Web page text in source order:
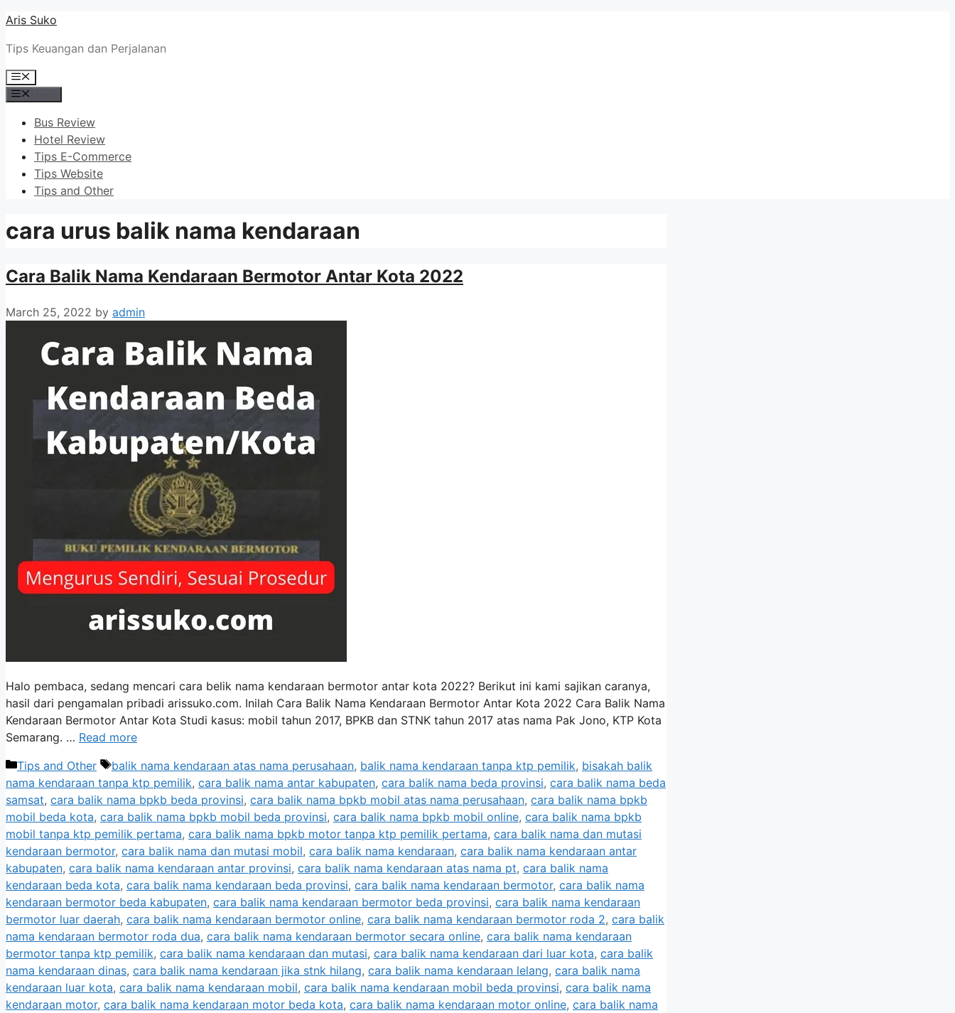
Skip
content
Aris Suko
Tips Keuangan dan Perjalanan
Menu
Bus Review
Hotel Review
Tips E-Commerce
Tips Website
Tips and Other
cara urus balik nama kendaraan
Cara Balik Nama Kendaraan Bermotor Antar Kota 2022
March 25, 2022 by admin
Halo pembaca, sedang mencari cara belik nama kendaraan bermotor antar kota 2022? Berikut ini kami sajikan caranya,
hasil dari pengamalan pribadi arissuko.com. Inilah Cara Balik Nama Kendaraan Bermotor Antar Kota 2022 Cara Balik Nama
Kendaraan Bermotor Antar Kota Studi kasus: mobil tahun 2017, BPKB dan STNK tahun 2017 atas nama Pak Jono, KTP Kota
Semarang. … Read more
Categories
Tips and Other Tags
balik nama kendaraan atas nama perusahaan, balik nama kendaraan tanpa ktp pemilik, bisakah balik
nama kendaraan tanpa ktp pemilik, cara balik nama antar kabupaten, cara balik nama beda provinsi, cara balik nama beda
samsat, cara balik nama bpkb beda provinsi, cara balik nama bpkb mobil atas nama perusahaan, cara balik nama bpkb
mobil beda kota, cara balik nama bpkb mobil beda provinsi, cara balik nama bpkb mobil online, cara balik nama bpkb
mobil tanpa ktp pemilik pertama, cara balik nama bpkb motor tanpa ktp pemilik pertama, cara balik nama dan mutasi
kendaraan bermotor, cara balik nama dan mutasi mobil, cara balik nama kendaraan, cara balik nama kendaraan antar
kabupaten, cara balik nama kendaraan antar provinsi, cara balik nama kendaraan atas nama pt, cara balik nama
kendaraan beda kota, cara balik nama kendaraan beda provinsi, cara balik nama kendaraan bermotor, cara balik nama
kendaraan bermotor beda kabupaten, cara balik nama kendaraan bermotor beda provinsi, cara balik nama kendaraan
bermotor luar daerah, cara balik nama kendaraan bermotor online, cara balik nama kendaraan bermotor roda 2, cara balik
nama kendaraan bermotor roda dua, cara balik nama kendaraan bermotor secara online, cara balik nama kendaraan
bermotor tanpa ktp pemilik, cara balik nama kendaraan dan mutasi, cara balik nama kendaraan dari luar kota, cara balik
nama kendaraan dinas, cara balik nama kendaraan jika stnk hilang, cara balik nama kendaraan lelang, cara balik nama
kendaraan luar kota, cara balik nama kendaraan mobil, cara balik nama kendaraan mobil beda provinsi, cara balik nama
kendaraan motor, cara balik nama kendaraan motor beda kota, cara balik nama kendaraan motor online, cara balik nama